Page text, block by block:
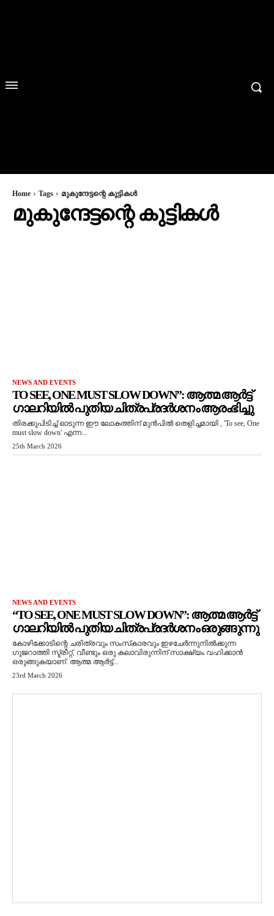
Home Tags മുകുന്ദേട്ടന്റെ കുട്ടികള്‍
മുകുന്ദേട്ടന്റെ കുട്ടികള്‍
NEWS AND EVENTS
TO SEE, ONE MUST SLOW DOWN”: ആത്മ ആർട്ട്
ഗാലറിയിൽ പുതിയ ചിത്രപ്രദർശനം ആരംഭിച്ചു
തിരക്കുപിടിച്ച് ഓടുന്ന ഈ ലോകത്തിന് മുൻപിൽ തെളിച്ചമായി , 'To see, One
must slow down' എന്ന...
25th March 2026
NEWS AND EVENTS
“TO SEE, ONE MUST SLOW DOWN”: ആത്മ ആർട്ട്
ഗാലറിയിൽ പുതിയ ചിത്രപ്രദർശനം ഒരുങ്ങുന്നു
കോഴിക്കോടിന്റെ ചരിത്രവും സംസ്‌കാരവും ഇഴചേർന്നുനിൽക്കുന്ന
ഗുജറാത്തി സ്ട്രീറ്റ്, വീണ്ടും ഒരു കലാവിരുന്നിന് സാക്ഷ്യം വഹിക്കാൻ
ഒരുങ്ങുകയാണ്. ആത്മ ആർട്ട്...
23rd March 2026